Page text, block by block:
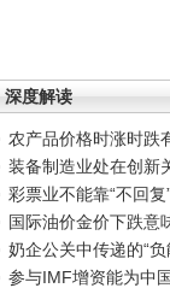
深度解读
农产品价格时涨时跌
装备制造业处在创新
彩票业不能靠“不回复
国际油价金价下跌意
奶企公关中传递的“负
参与IMF增资能为中